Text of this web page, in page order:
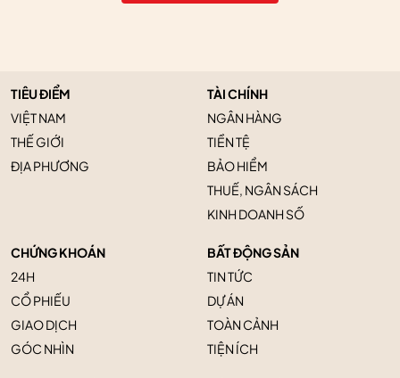
TIÊU ĐIỂM
VIỆT NAM
THẾ GIỚI
ĐỊA PHƯƠNG
TÀI CHÍNH
NGÂN HÀNG
TIỀN TỆ
BẢO HIỂM
THUẾ, NGÂN SÁCH
KINH DOANH SỐ
CHỨNG KHOÁN
24H
CỔ PHIẾU
GIAO DỊCH
GÓC NHÌN
BẤT ĐỘNG SẢN
TIN TỨC
DỰ ÁN
TOÀN CẢNH
TIỆN ÍCH